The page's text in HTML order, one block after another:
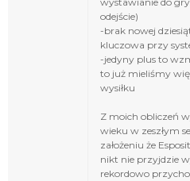
odejście)
-brak nowej
kluczowa przy
-jedyny plus to
to już mieliśmy
wysiłku
Z moich obliczeń
wieku w zeszłym
założeniu że
nikt nie przyjdzie
rekordowo